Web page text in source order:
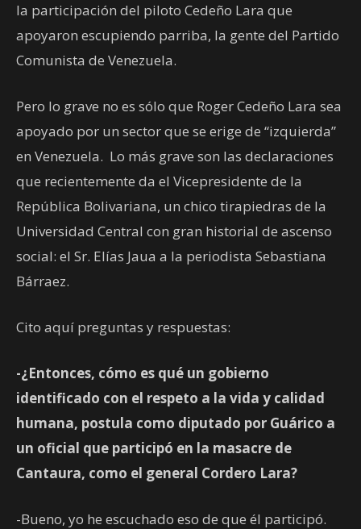
la participación del piloto Cedeño Lara que
apoyaron escupiendo parriba, la gente del Partido
Comunista de Venezuela.
Pero lo grave no es sólo que Roger Cedeño Lara sea
apoyado por un sector que se erige de “izquierda”
en Venezuela. Lo más grave son las declaraciones
que recientemente da el Vicepresidente de la
República Bolivariana, un chico tirapiedras de la
Universidad Central con gran historial de ascenso
social: el Sr. Elías Jaua a la periodista Sebastiana
Bárraez.
Cito aquí preguntas y respuestas:
-¿Entonces, cómo es qué un gobierno
identificado con el respeto a la vida y calidad
humana, postula como diputado por Guárico a
un oficial que participó en la masacre de
Cantaura, como el general Cordero Lara?
-Bueno, yo he escuchado eso de que él participó.